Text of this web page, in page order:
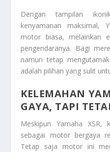
Dengan tampilan
kenyamanan maksimal,
motor biasa, melainkan
pengendaranya. Bagi
namun tetap
adalah pilihan yang sulit
KELEMAHAN
GAYA, TAPI
Meskipun Yamaha XSR,
sebagai motor bergaya
Tetap saja motor ini